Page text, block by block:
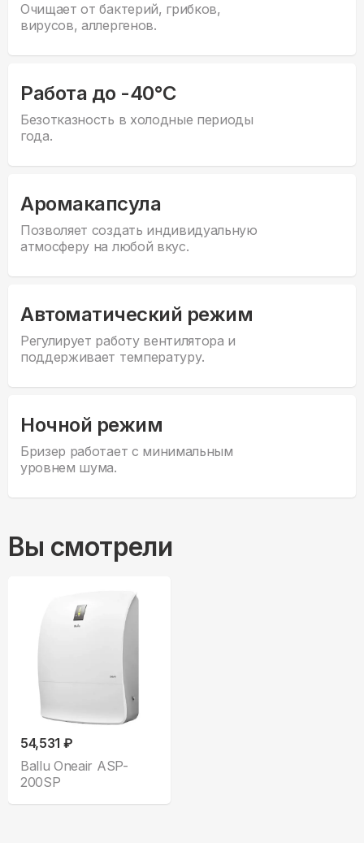
Очищает от бактерий, грибков,
вирусов, аллергенов.
Работа до -40°С
Безотказность в холодные периоды
года.
Аромакапсула
Позволяет создать индивидуальную
атмосферу на любой вкус.
Автоматический режим
Регулирует работу вентилятора и
поддерживает температуру.
Ночной режим
Бризер работает с минимальным
уровнем шума.
Вы смотрели
54,531 ₽
Ballu Oneair ASP-
200SP